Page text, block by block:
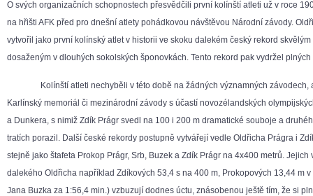
O svých organizačních schopnostech přesvědčili první kolínští atleti už v roce
na hřišti AFK před pro dnešní atlety pohádkovou návštěvou Národní závody.
vytvořil jako první kolínský atlet v historii ve skoku dalekém český rekord
dosaženým v dlouhých sokolských šponovkách. Tento rekord pak vydržel plných
Kolínští atleti nechyběli v této době na žádných významných závodech,
Karlínský memoriál či mezinárodní závody s účastí novozélandských
a Dunkera, s nimiž Zdík Prágr svedl na 100 i 200 m dramatické souboje a
tratích porazil. Další české rekordy postupně vytvářejí vedle Oldřicha Prágra i
stejně jako štafeta Prokop Prágr, Srb, Buzek a Zdík Prágr na 4x400 metrů. Jejich
dalekého Oldřicha například Zdíkových 53,4 s na 400 m, Prokopových 13,44 m
Jana Buzka za 1:56,4 min.) vzbuzují dodnes úctu, znásobenou ještě tím, že si